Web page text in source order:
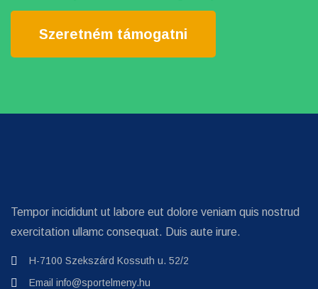
Szeretném támogatni
Tempor incididunt ut labore eut dolore veniam quis nostrud
exercitation ullamc consequat. Duis aute irure.
H-7100 Szekszárd Kossuth u. 52/2
Email info@sportelmeny.hu